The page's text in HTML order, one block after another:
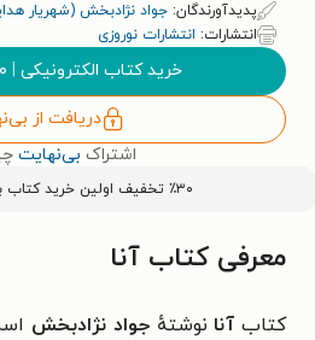
پدیدآورندگان: جواد نژادبخش (شهریار
انتشارات: انتشارات نوروزی
خرید کتاب الکترونیکی |
دریافت از
اشتراک بی‌نهایت
٪۳۰ تخفیف اولین خرید کتاب با کد
معرفی کتاب آنا
کتاب آنا نوشتهٔجواد نژادبخش